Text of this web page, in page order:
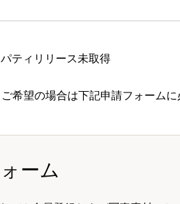
ティリリース未取得
希望の場合は下記申請フォーム
ーム